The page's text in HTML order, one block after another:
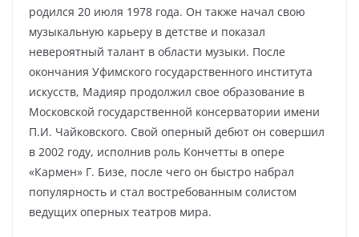
родился 20 июля 1978 года. Он также начал свою
музыкальную карьеру в детстве и показал
невероятный талант в области музыки. После
окончания Уфимского государственного института
искусств, Мадияр продолжил свое образование в
Московской государственной консерватории имени
П.И. Чайковского. Свой оперный дебют он совершил
в 2002 году, исполнив роль Кончетты в опере
«Кармен» Г. Бизе, после чего он быстро набрал
популярность и стал востребованным солистом
ведущих оперных театров мира.